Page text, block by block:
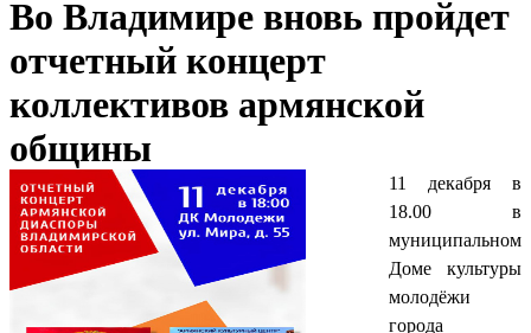
Во Владимире вновь пройдет
отчетный концерт
коллективов армянской
общины
11 декабря в
18.00 в
муниципальном
Доме культуры
молодёжи
города